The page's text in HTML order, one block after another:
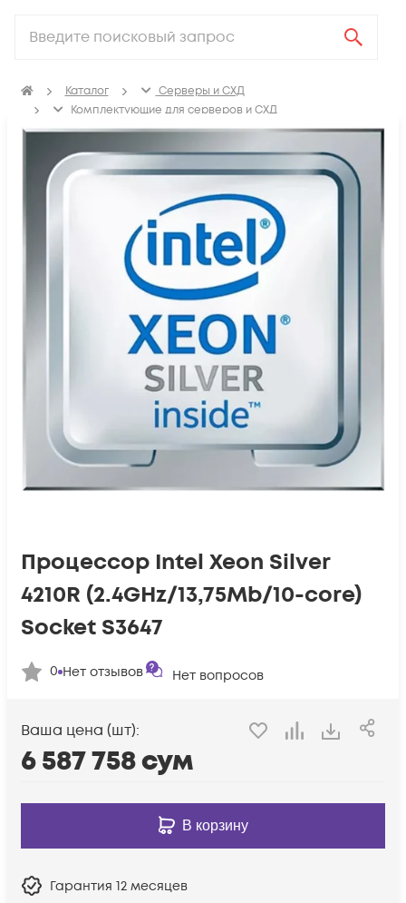
Каталог
Серверы и СХД
Комплектующие для серверов и СХД
Процессоры для сервера
Процессор Intel Xeon Silver
4210R (2.4GHz/13,75Mb/10-core)
Socket S3647
0 Нет отзывов Нет вопросов
Ваша цена (шт):
6 587 758сум
В корзину
Гарантия 12 месяцев